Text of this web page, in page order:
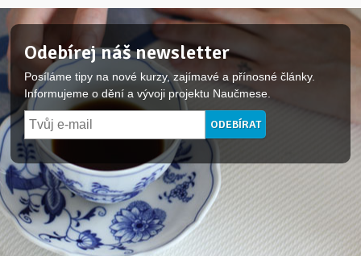
Odebírej náš newsletter
Posíláme tipy na nové kurzy, zajímavé a přínosné články.
Informujeme o dění a vývoji projektu Naučmese.